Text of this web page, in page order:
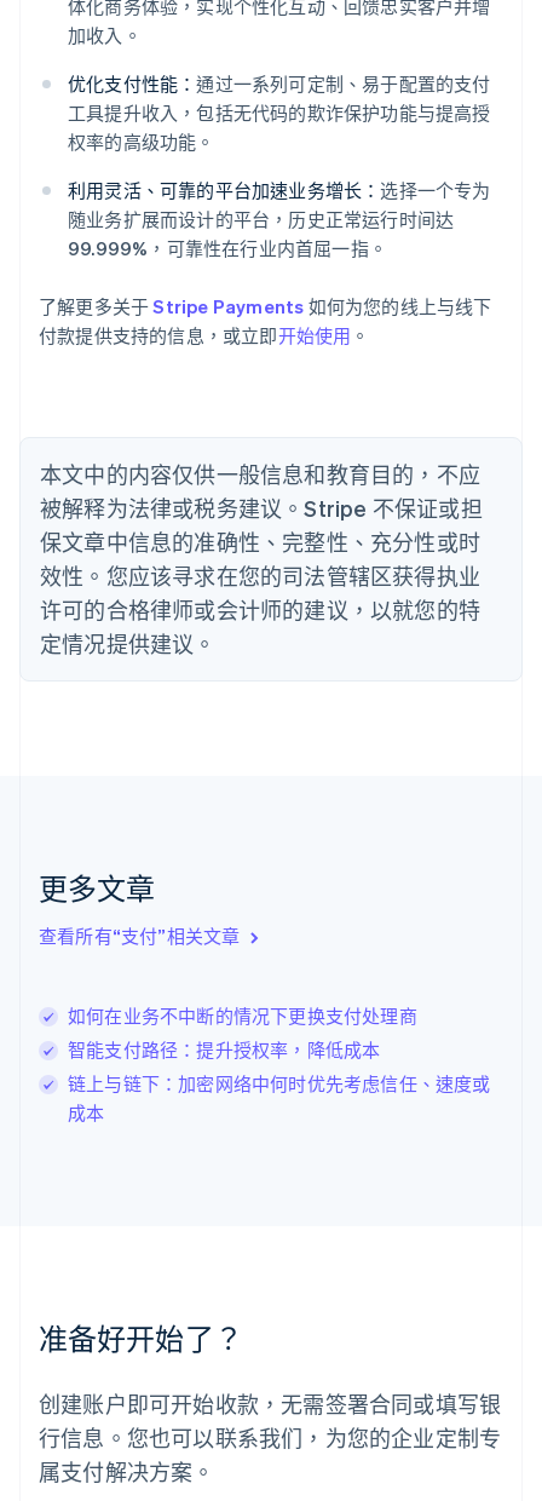
体化商务体验，实现个性化互动、回馈忠实客户并增
加收入。
优化支付性能：通过一系列可定制、易于配置的支付
工具提升收入，包括无代码的欺诈保护功能与提高授
权率的高级功能。
利用灵活、可靠的平台加速业务增长：选择一个专为
随业务扩展而设计的平台，历史正常运行时间达
99.999%，可靠性在行业内首屈一指。
了解更多关于Stripe Payments 如何为您的线上与线下
付款提供支持的信息，或立即开始使用 。
本文中的内容仅供一般信息和教育目的，不应
被解释为法律或税务建议。Stripe 不保证或担
保文章中信息的准确性、完整性、充分性或时
效性。您应该寻求在您的司法管辖区获得执业
许可的合格律师或会计师的建议，以就您的特
定情况提供建议。
更多文章
查看所有“支付”相关文章
如何在业务不中断的情况下更换支付处理商
智能支付路径：提升授权率，降低成本
链上与链下：加密网络中何时优先考虑信任、速度或
成本
准备好开始了？
创建账户即可开始收款，无需签署合同或填写银
行信息。您也可以联系我们，为您的企业定制专
属支付解决方案。
English
爱尔兰
English
English
奥地利
Deutsch English
澳大利亚
巴西
PortuguêsEnglish
English
丹麦
English
德国
DeutschEnglish
法国
FrançaisEnglish
芬兰
EnglishSvenska
English Italiano
拉脱维亚
立陶宛
Deutsch English
卢森堡
Français Deutsch English
罗马尼亚
English
挪威
葡萄牙
Português English
日本
日本語English
瑞典